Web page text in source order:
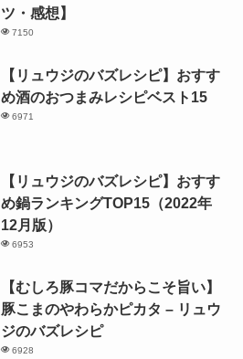
ツ・感想】
7150
【リュウジのバズレシピ】おすす
め酒のおつまみレシピベスト15
6971
【リュウジのバズレシピ】おすす
め鍋ランキングTOP15（2022年
12月版）
6953
【むしろ豚コマだからこそ旨い】
豚こまのやわらかピカタ – リュウ
ジのバズレシピ
6928